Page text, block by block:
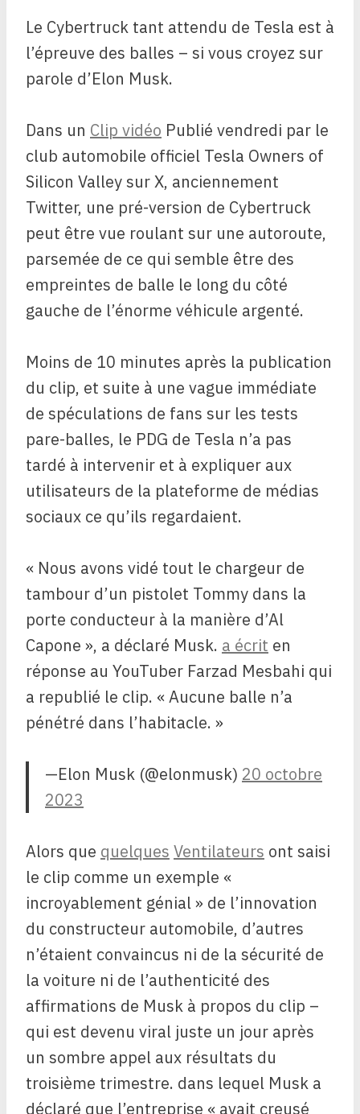
Le Cybertruck tant attendu de Tesla est à
l’épreuve des balles – si vous croyez sur
parole d’Elon Musk.
Dans un Clip vidéo Publié vendredi par le
club automobile officiel Tesla Owners of
Silicon Valley sur X, anciennement
Twitter, une pré-version de Cybertruck
peut être vue roulant sur une autoroute,
parsemée de ce qui semble être des
empreintes de balle le long du côté
gauche de l’énorme véhicule argenté.
Moins de 10 minutes après la publication
du clip, et suite à une vague immédiate
de spéculations de fans sur les tests
pare-balles, le PDG de Tesla n’a pas
tardé à intervenir et à expliquer aux
utilisateurs de la plateforme de médias
sociaux ce qu’ils regardaient.
« Nous avons vidé tout le chargeur de
tambour d’un pistolet Tommy dans la
porte conducteur à la manière d’Al
Capone », a déclaré Musk. a écrit en
réponse au YouTuber Farzad Mesbahi qui
a republié le clip. « Aucune balle n’a
pénétré dans l’habitacle. »
—Elon Musk (@elonmusk) 20 octobre
2023
Alors que quelques Ventilateurs ont saisi
le clip comme un exemple «
incroyablement génial » de l’innovation
du constructeur automobile, d’autres
n’étaient convaincus ni de la sécurité de
la voiture ni de l’authenticité des
affirmations de Musk à propos du clip –
qui est devenu viral juste un jour après
un sombre appel aux résultats du
troisième trimestre. dans lequel Musk a
déclaré que l’entreprise « avait creusé